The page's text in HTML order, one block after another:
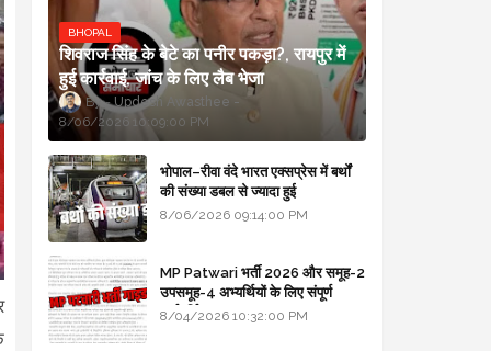
BHOPAL
शिवराज सिंह के बेटे का पनीर पकड़ा?, रायपुर में
हुई कार्रवाई, जांच के लिए लैब भेजा
Updesh Awasthee
8/06/2026 10:09:00 PM
भोपाल–रीवा वंदे भारत एक्सप्रेस में बर्थों
की संख्या डबल से ज्यादा हुई
8/06/2026 09:14:00 PM
MP Patwari भर्ती 2026 और समूह-2
उपसमूह-4 अभ्यर्थियों के लिए संपूर्ण
मार्गदर्शिका
8/04/2026 10:32:00 PM